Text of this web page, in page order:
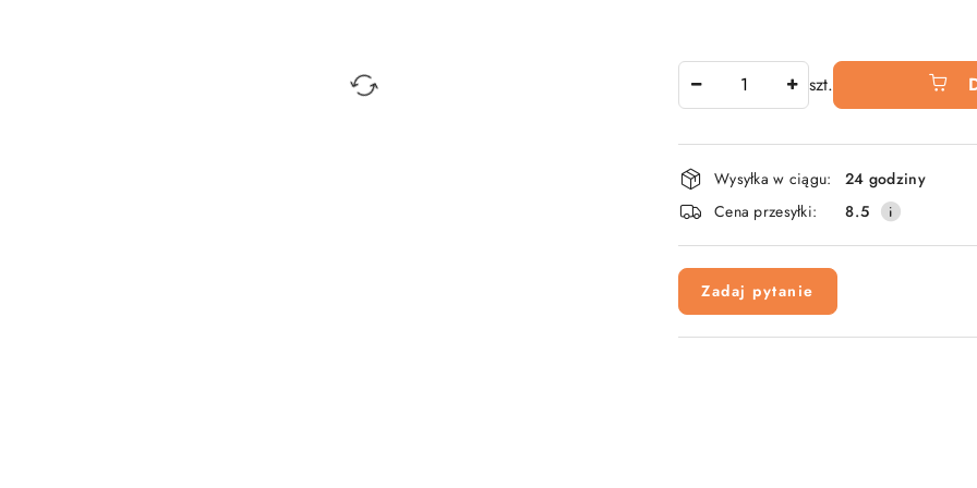
szt.
Dostępność
i
dostawa
Wysyłka w ciągu:
24 godziny
Cena przesyłki:
8.5
Zadaj pytanie